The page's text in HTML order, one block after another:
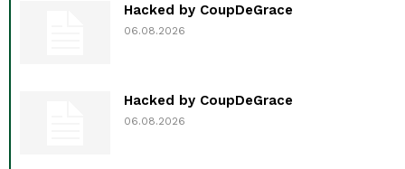
Hacked by CoupDeGrace
06.08.2026
Hacked by CoupDeGrace
06.08.2026